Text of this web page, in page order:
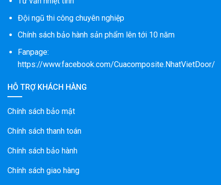
Đội ngũ thi công chuyên nghiệp
Chính sách bảo hành sản phẩm lên tới 10 năm
Fanpage:
https://www.facebook.com/Cuacomposite.NhatVietDoor/
HỖ TRỢ KHÁCH HÀNG
Chính sách bảo mật
Chính sách thanh toán
Chính sách bảo hành
Chính sách giao hàng